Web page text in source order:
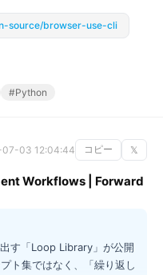
・クッキーの引き継ぎか
イントを利用した柔軟な接
Web環境で動作するため
による高度かつ実用的な自
source/browser-use-cli
#Python
07-03 12:04:44 コピー 𝕏
Workflows | Forward
す「Loop Library」が公開
ト集ではなく、「繰り返し